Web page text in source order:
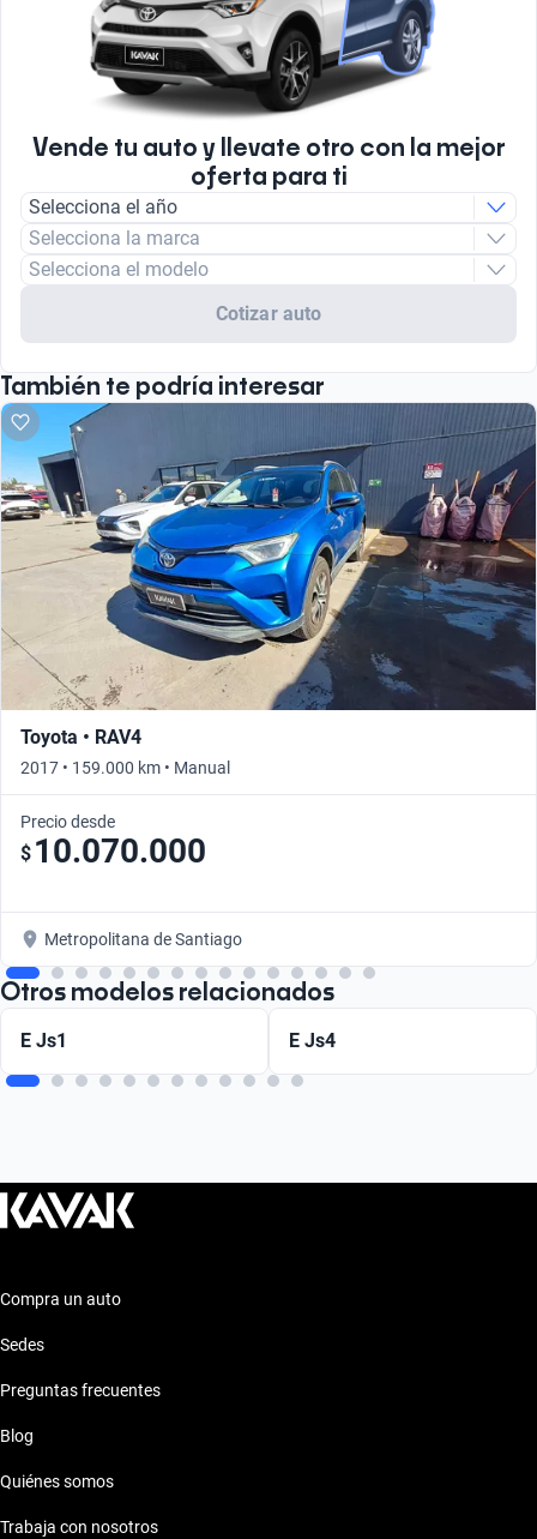
Vende tu auto y llevate otro con la mejor
oferta para ti
Selecciona el año
Selecciona la marca
Selecciona el modelo
Cotizar auto
También te podría interesar
Toyota • RAV4
2017 • 159.000 km • Manual
Precio desde
$ 10.070.000
Metropolitana de Santiago
Otros modelos relacionados
E Js1 E Js4
Compra un auto
Sedes
Preguntas frecuentes
Blog
Quiénes somos
Trabaja con nosotros